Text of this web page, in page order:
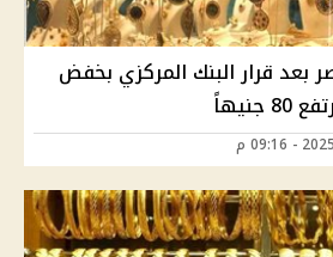
قرار البنك المركزي بخفض